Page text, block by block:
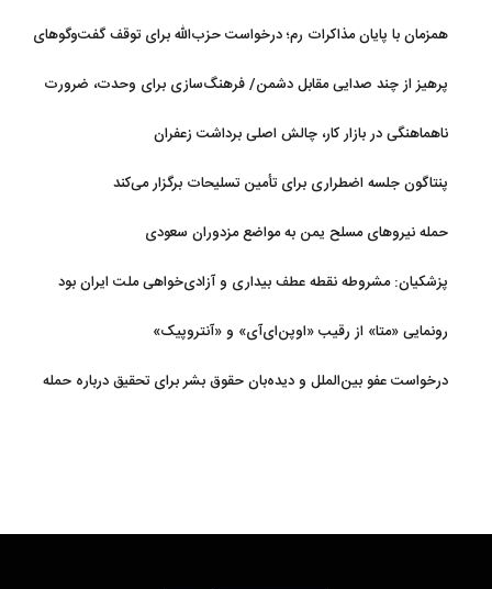
همزمان با پایان مذاکرات رم؛ درخواست حزب‌الله برای توقف گفت‌وگوهای
پرهیز از چند صدایی مقابل دشمن/ فرهنگ‌سازی برای وحدت، ضرورت
ناهماهنگی در بازار کار، چالش اصلی برداشت زعفران
پنتاگون جلسه اضطراری برای تأمین تسلیحات برگزار می‌کند
حمله نیروهای مسلح یمن به مواضع مزدوران سعودی
پزشکیان: مشروطه نقطه عطف بیداری و آزادی‌خواهی ملت ایران بود
رونمایی «متا» از رقیب «اوپن‌ای‌آی» و «آنتروپیک»
درخواست عفو بین‌الملل و دیده‌بان حقوق بشر برای تحقیق درباره حمله